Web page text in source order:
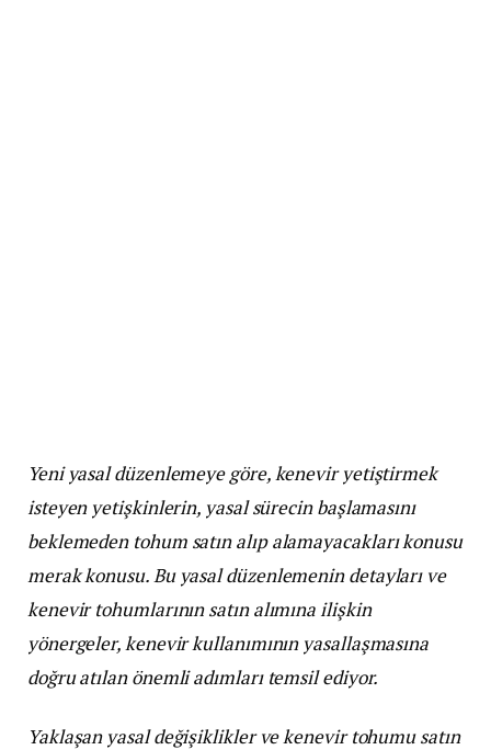
Yeni yasal düzenlemeye göre, kenevir yetiştirmek
isteyen yetişkinlerin, yasal sürecin başlamasını
beklemeden tohum satın alıp alamayacakları konusu
merak konusu. Bu yasal düzenlemenin detayları ve
kenevir tohumlarının satın alımına ilişkin
yönergeler, kenevir kullanımının yasallaşmasına
doğru atılan önemli adımları temsil ediyor.
Yaklaşan yasal değişiklikler ve kenevir tohumu satın